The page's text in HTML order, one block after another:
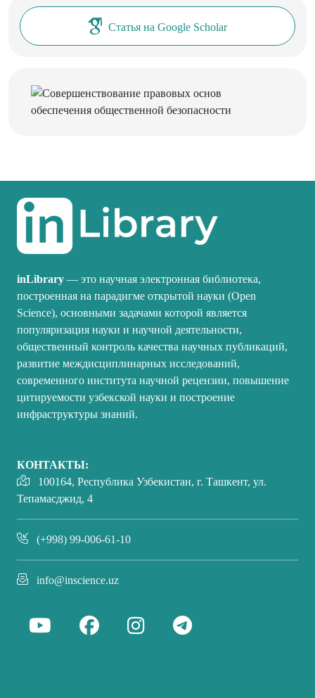
Статья на Google Scholar
inLibrary — это научная электронная библиотека,
построенная на парадигме открытой науки (Open
Science), основными задачами которой является
популяризация науки и научной деятельности,
общественный контроль качества научных публикаций,
развитие междисциплинарных исследований,
современного института научной рецензии, повышение
цитируемости узбекской науки и построение
инфраструктуры знаний.
КОНТАКТЫ:
100164, Республика Узбекистан, г. Ташкент, ул.
Тепамасджид, 4
(+998) 99-006-61-10
info@inscience.uz